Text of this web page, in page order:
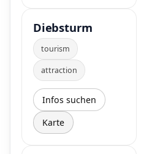
Diebsturm
tourism
attraction
Infos suchen
Karte